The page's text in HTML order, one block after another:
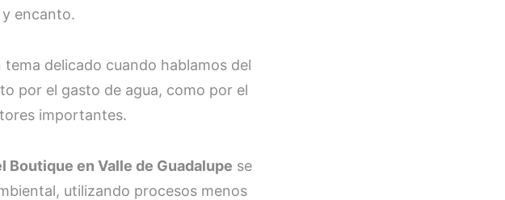
encanto.
delicado cuando hablamos del
por el gasto de agua, como por el
importantes.
Boutique en Valle de Guadalupe se
utilizando procesos menos